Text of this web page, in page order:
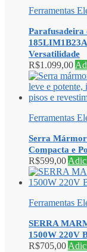
Ferramentas
Parafusadeira
Versatilidade
R$1.099,00
Ferramentas
Serra
Compacta e
R$599,00
Ferramentas
SERRA
1500W 220V
R$705,00